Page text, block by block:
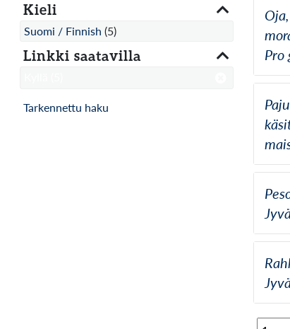
Pro
Kieli
Suomi / Finnish (5)
Linkki saatavilla
Tarkennettu haku